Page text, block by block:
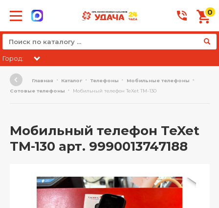
0
Город:
Главная Каталог Телефоны
Мобильные телефоны
Сотовые телефоны
Мобильный телефон TeXet TM-130
Мобильный телефон TeXet
TM-130 арт. 9990013747188